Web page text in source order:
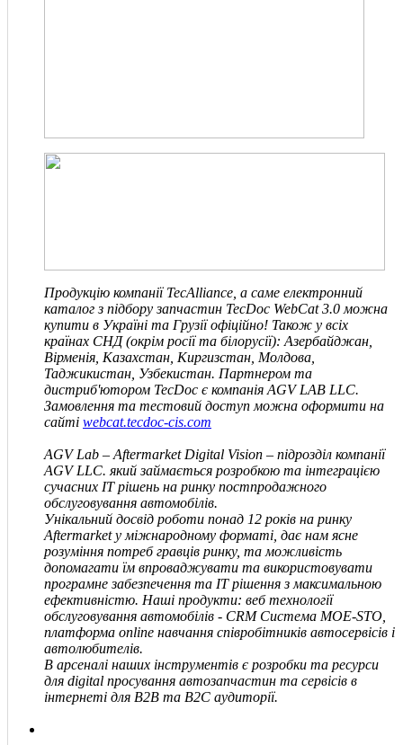
Продукцію компанії TecAlliance, а саме електронний
каталог з підбору запчастин TecDoc WebCat 3.0 можна
купити в Україні та Грузії офіційно! Також у всіх
країнах СНД(окрім росії та білорусії): Азербайджан,
Вірменія, Казахстан, Киргизстан, Молдова,
Таджикистан, Узбекистан. Партнером та
дистриб'ютором TecDoc є компанія AGV LAB LLC.
Замовлення та тестовий доступ можна оформити на
сайті webcat.tecdoc-cis.com
AGV Lab – Aftermarket Digital Vision – підрозділ компанії
AGVLLC. який займається розробкою та інтеграцією
сучасних IT рішень на ринку постпродажного
обслуговування автомобілів.
Унікальний досвід роботи понад 12 років на ринку
Aftermarket у міжнародному форматі, дає нам ясне
розуміння потреб гравців ринку, та можливість
допомагати їм впроваджувати та використовувати
програмне забезпечення та IT рішення з максимальною
ефективністю. Наші продукти: веб технології
обслуговування автомобілів - CRM Система MOE-STO,
платформа online навчання співробітників автосервісів і
автолюбителів.
В арсеналі наших інструментів є розробки та ресурси
для digital просування автозапчастин та сервісів в
інтернеті для В2В та В2С аудиторії.